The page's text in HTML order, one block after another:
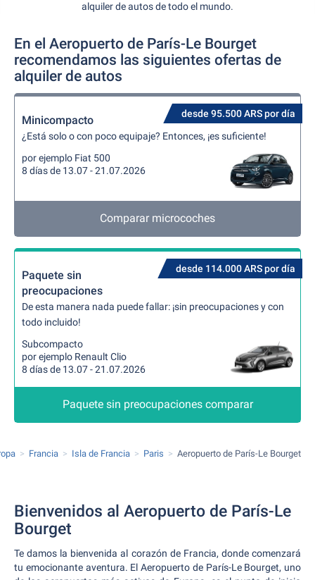
alquiler de autos de todo el mundo.
En el Aeropuerto de París-Le Bourget
recomendamos las siguientes ofertas de
alquiler de autos
desde 95.500 ARS por día
Minicompacto
¿Está solo o con poco equipaje? Entonces, ¡es suficiente!
por ejemplo Fiat 500
8 días de 13.07 - 21.07.2026
Comparar microcoches
desde 114.000 ARS por día
Paquete sin
preocupaciones
De esta manera nada puede fallar: ¡sin preocupaciones y con
todo incluido!
Subcompacto
por ejemplo Renault Clio
8 días de 13.07 - 21.07.2026
Paquete sin preocupaciones comparar
Francia Isla de Francia Paris Aeropuerto de París-Le Bourget
Bienvenidos al Aeropuerto de París-Le
Bourget
Te damos la bienvenida al corazón de Francia, donde comenzará
tu emocionante aventura. El Aeropuerto de París-Le Bourget, uno